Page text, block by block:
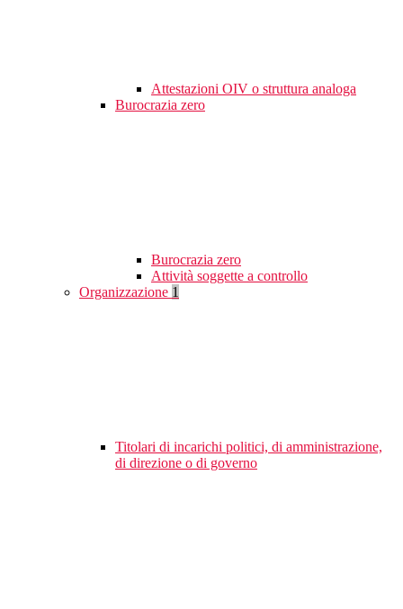
Attestazioni OIV o struttura analoga
Burocrazia zero
Burocrazia zero
Attività soggette a controllo
Organizzazione 1
Titolari di incarichi politici, di amministrazione,
di direzione o di governo